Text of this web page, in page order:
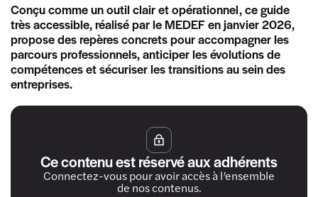
Conçu comme un outil clair et opérationnel, ce guide
très accessible, réalisé par le MEDEF en janvier 2026,
propose des repères concrets pour accompagner les
parcours professionnels, anticiper les évolutions de
compétences et sécuriser les transitions au sein des
entreprises.
Ce contenu est réservé aux adhérents
Connectez-vous pour avoir accès à l’ensemble
de nos contenus.